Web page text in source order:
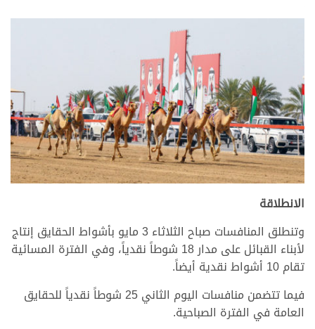
الانطلاقة
وتنطلق المنافسات صباح الثلاثاء 3 مايو بأشواط الحقايق إنتاج
لأبناء القبائل على مدار 18 شوطاً نقدياً، وفي الفترة المسائية
تقام 10 أشواط نقدية أيضاً.
فيما تتضمن منافسات اليوم الثاني 25 شوطاً نقدياً للحقايق
العامة في الفترة الصباحية.